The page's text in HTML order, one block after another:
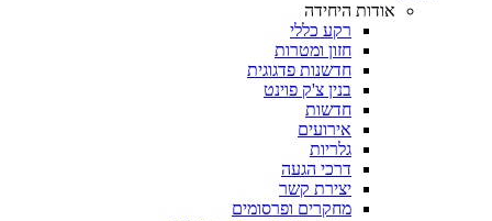
אודות היחידה
רקע כללי
חזון ומטרות
חדשנות פדגוגית
בנין צ'ק פוינט
חדשות
אירועים
גלריות
דרכי הגעה
יצירת קשר
מחקרים ופרסומים